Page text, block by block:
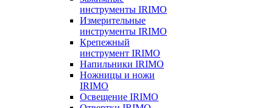
инструменты IRIMO
Измерительные
инструменты IRIMO
Крепежный
инструмент IRIMO
Напильники IRIMO
Ножницы и ножи
IRIMO
Освещение IRIMO